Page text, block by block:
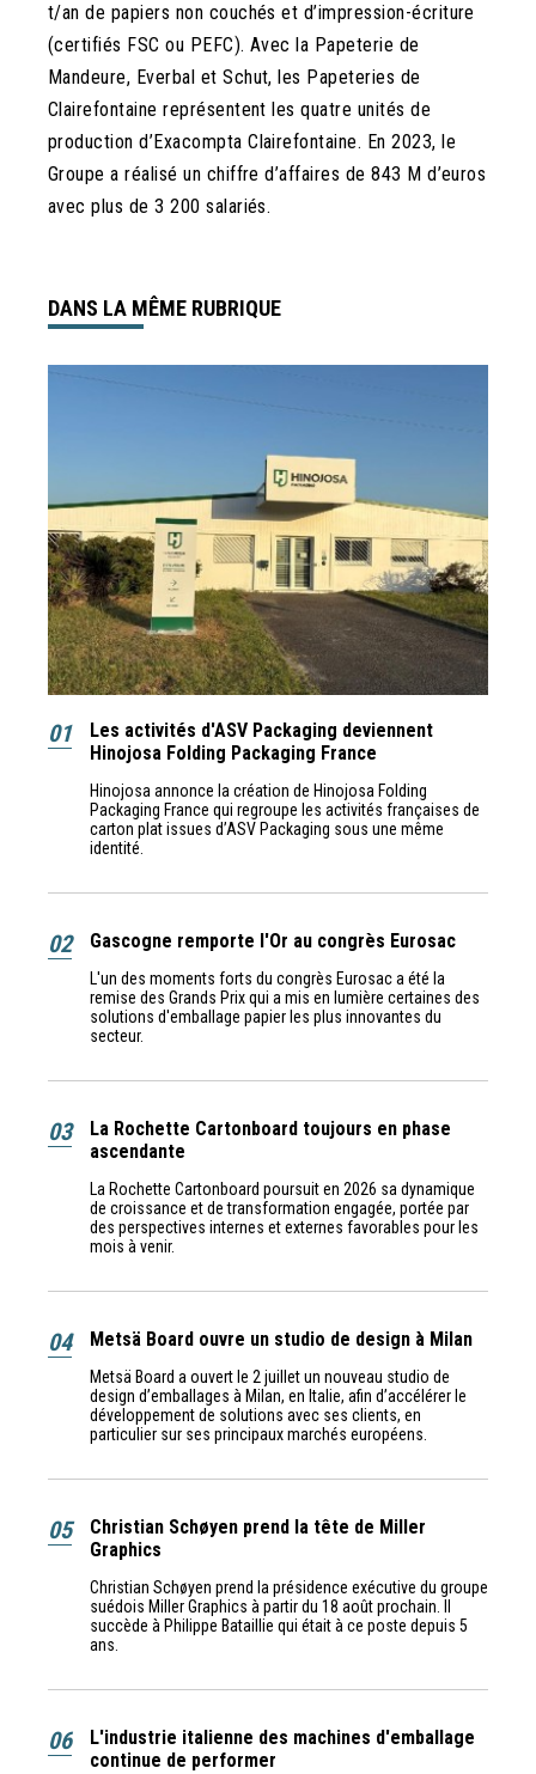
t/an de papiers non couchés et d’impression-écriture
(certifiés FSC ou PEFC). Avec la Papeterie de
Mandeure, Everbal et Schut, les Papeteries de
Clairefontaine représentent les quatre unités de
production d’Exacompta Clairefontaine. En 2023, le
Groupe a réalisé un chiffre d’affaires de 843 M d’euros
avec plus de 3 200 salariés.
DANS LA MÊME RUBRIQUE
01
Les activités d'ASV Packaging deviennent
Hinojosa Folding Packaging France
Hinojosa annonce la création de Hinojosa Folding
Packaging France qui regroupe les activités françaises de
carton plat issues d’ASV Packaging sous une même
identité.
02 Gascogne remporte l'Or au congrès Eurosac
L'un des moments forts du congrès Eurosac a été la
remise des Grands Prix qui a mis en lumière certaines des
solutions d'emballage papier les plus innovantes du
secteur.
03
La Rochette Cartonboard toujours en phase
ascendante
La Rochette Cartonboard poursuit en 2026 sa dynamique
de croissance et de transformation engagée, portée par
des perspectives internes et externes favorables pour les
mois à venir.
04 Metsä Board ouvre un studio de design à Milan
Metsä Board a ouvert le 2 juillet un nouveau studio de
design d’emballages à Milan, en Italie, afin d’accélérer le
développement de solutions avec ses clients, en
particulier sur ses principaux marchés européens.
05
Christian Schøyen prend la tête de Miller
Graphics
Christian Schøyen prend la présidence exécutive du groupe
suédois Miller Graphics à partir du 18 août prochain. Il
succède à Philippe Bataillie qui était à ce poste depuis 5
ans.
06
L'industrie italienne des machines d'emballage
continue de performer